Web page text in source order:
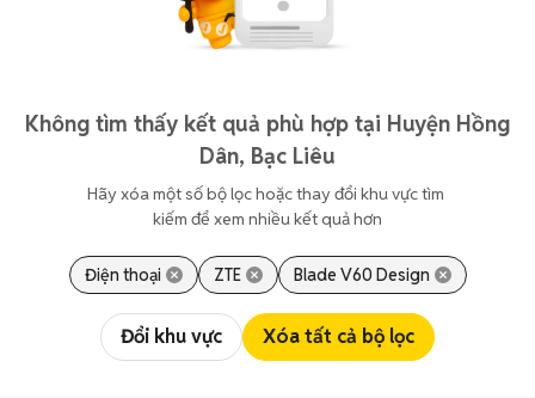
Không tìm thấy kết quả phù hợp tại Huyện Hồng
Dân, Bạc Liêu
Hãy xóa một số bộ lọc hoặc thay đổi khu vực tìm
kiếm để xem nhiều kết quả hơn
Điện thoại ZTE Blade V60 Design
Đổi khu vực Xóa tất cả bộ lọc